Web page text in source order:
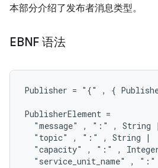
本部分介绍了发布者消息类型。
EBNF 语法
Publisher = "{" , {
PublisherElement =
  "message" , ":" , String |
  "topic" , ":" , String |
"capacity" , ":" ,
"service_unit_name" , ":"